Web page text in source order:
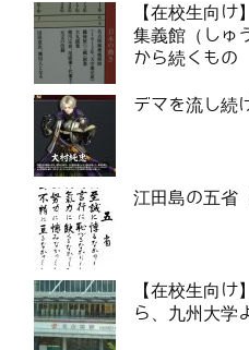
【在校生向け
集義館（しゅ
から続くもの
デマを流し続
江田島の五省
【在校生向
ら、九州大学